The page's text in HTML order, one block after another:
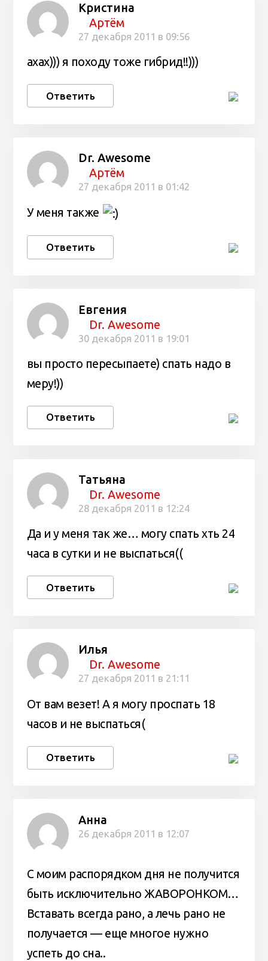
Кристина
Артём
27 декабря 2011 в 09:56
ахах))) я походу тоже гибрид!!)))
Ответить
Dr. Awesome
Артём
27 декабря 2011 в 01:42
У меня также
Ответить
Евгения
Dr. Awesome
30 декабря 2011 в 19:01
вы просто пересыпаете) спать надо в
меру!))
Ответить
Татьяна
Dr. Awesome
28 декабря 2011 в 12:24
Да и у меня так же… могу спать хть 24
часа в сутки и не выспаться((
Ответить
Илья
Dr. Awesome
27 декабря 2011 в 21:11
От вам везет! А я могу проспать 18
часов и не выспаться(
Ответить
Анна
26 декабря 2011 в 12:07
С моим распорядком дня не получится
быть исключительно ЖАВОРОНКОМ…
Вставать всегда рано, а лечь рано не
получается — еще многое нужно
успеть до сна..